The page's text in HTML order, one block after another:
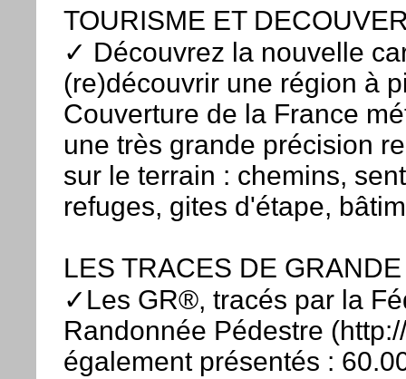
TOURISME ET
✓ Découvrez la nouvelle
(re)découvrir une région à
Couverture de la France
une très grande précision
sur le terrain : chemins,
refuges, gites d'étape,
LES TRACES DE
✓Les GR®, tracés par la
Randonnée Pédestre
également présentés :